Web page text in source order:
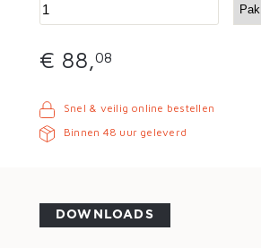
€ 88,08
Snel & veilig online bestellen
Binnen 48 uur geleverd
DOWNLOADS